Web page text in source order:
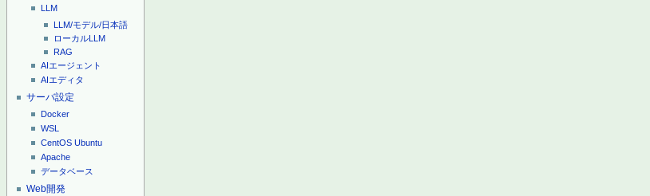
LLM
LLM/モデル/日本語
ローカルLLM
RAG
AIエージェント
AIエディタ
サーバ設定
Docker
WSL
CentOS Ubuntu
Apache
データベース
Web開発